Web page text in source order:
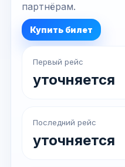
партнёрам.
Купить билет
Первый рейс
уточняется
Последний рейс
уточняется